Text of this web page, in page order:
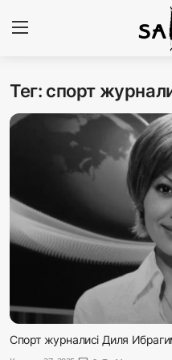
Кіру
Басты бет
Редакциялық
Материалдарды қолдану
Саясат
Экономика
Тег: спорт
Спорт журналисі Диля